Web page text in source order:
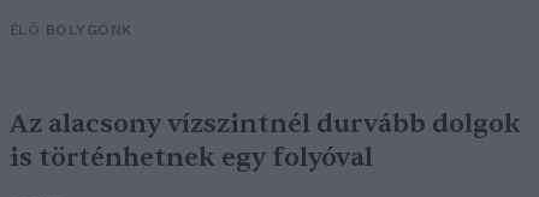
ÉLŐ BOLYGÓNK
Az alacsony vízszintnél durvább dolgok
is történhetnek egy folyóval